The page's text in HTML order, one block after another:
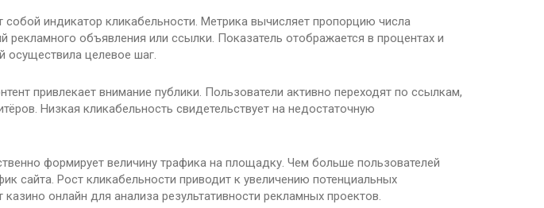
собой индикатор кликабельности. Метрика вычисляет пропорцию числа
рекламного объявления или ссылки. Показатель отображается в процентах и
осуществила целевое шаг.
привлекает внимание публики. Пользователи активно переходят по ссылкам,
Низкая кликабельность свидетельствует на недостаточную
формирует величину трафика на площадку. Чем больше пользователей
сайта. Рост кликабельности приводит к увеличению потенциальных
онлайн для анализа результативности рекламных проектов.